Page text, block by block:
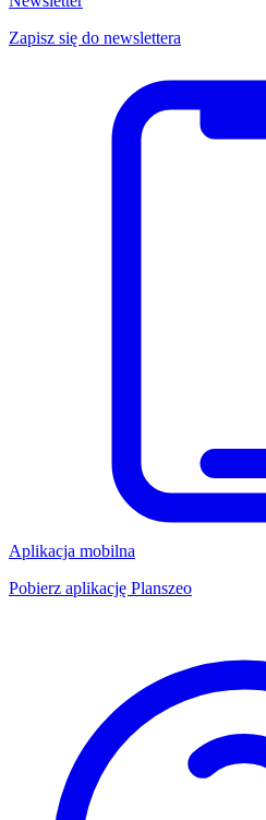
Zapisz się do newslettera
Aplikacja mobilna
Pobierz aplikację Planszeo